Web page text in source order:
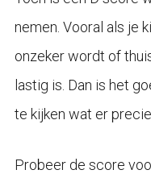
nemen. Vooral als je
onzeker wordt of
lastig is. Dan is het
te kijken wat er
Probeer de score